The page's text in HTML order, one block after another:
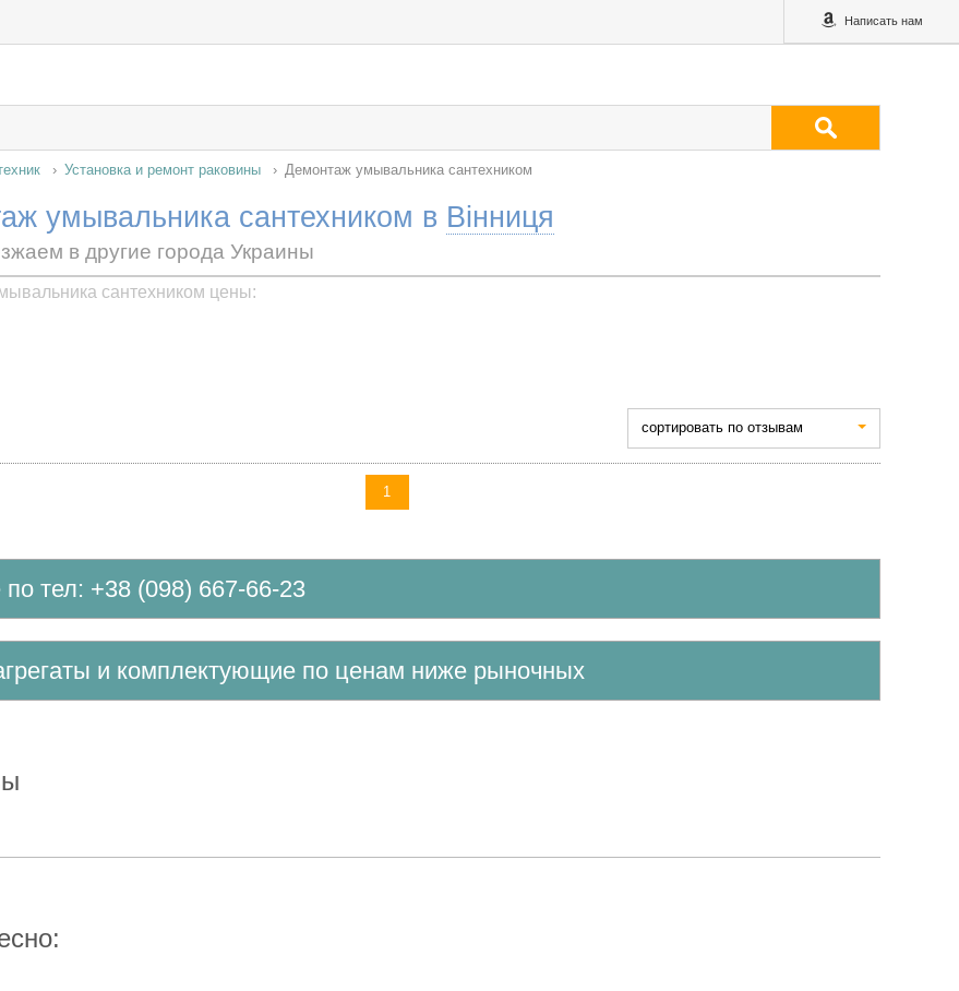
Написать нам
Установка и ремонт раковины Демонтаж умывальника сантехником
умывальника сантехником в Вінниця
в другие города Украины
сантехником цены:
cортировать по отзывам
1
по тел: +38 (098) 667-66-23
агрегаты и комплектующие по ценам ниже рыночных